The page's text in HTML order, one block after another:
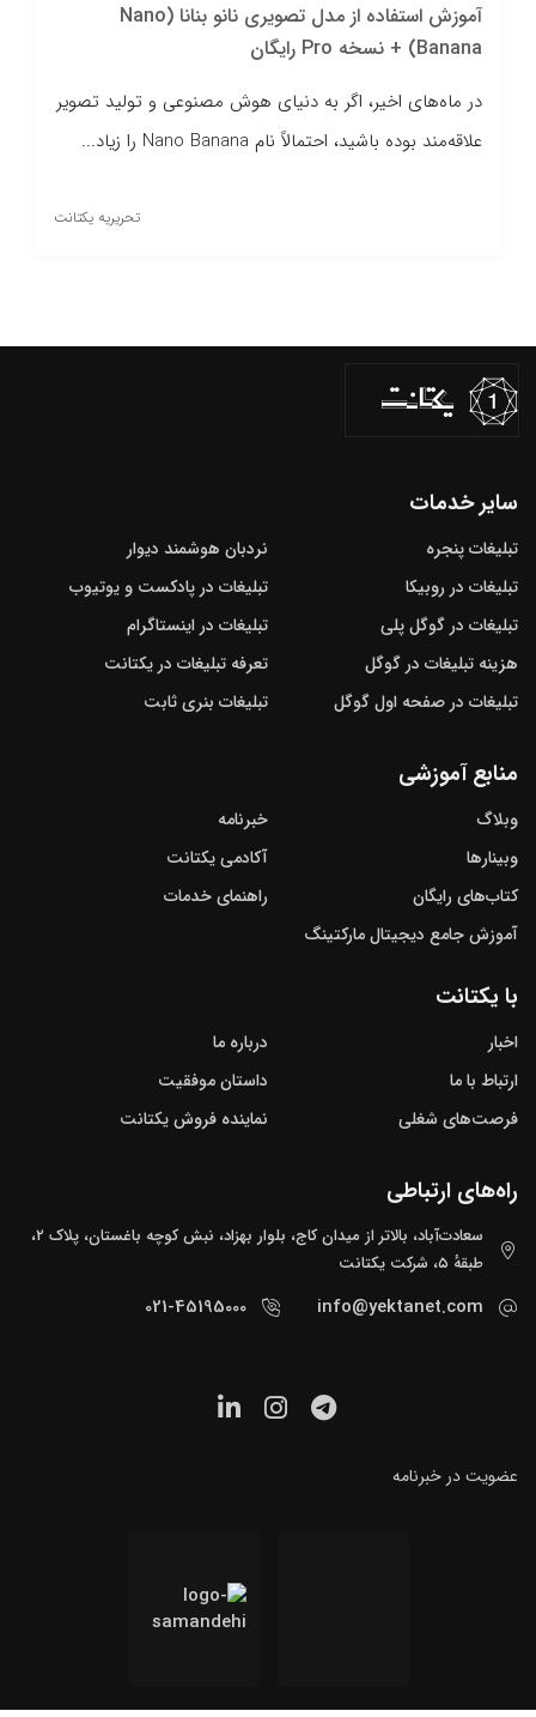
آموزش استفاده از مدل تصویری نانو بنانا (Nano
Banana) + نسخه Pro رایگان
در ماه‌های اخیر، اگر به دنیای هوش مصنوعی و تولید تصویر
علاقه‌مند بوده باشید، احتمالاً نام Nano Banana را زیاد...
تحریریه یکتانت
سایر خدمات
تبلیغات پنجره
نردبان هوشمند دیوار
تبلیغات در روبیکا
تبلیغات در پادکست و یوتیوب
تبلیغات در گوگل‌ پلی
تبلیغات در اینستاگرام
هزینه تبلیغات در گوگل
تعرفه تبلیغات در یکتانت
تبلیغات در صفحه اول گوگل
تبلیغات بنری ثابت
منابع آموزشی
وبلاگ
خبرنامه
وبینارها
آکادمی یکتانت
کتاب‌های رایگان
راهنمای خدمات
آموزش جامع دیجیتال مارکتینگ
با یکتانت
اخبار
درباره ما
ارتباط با ما
داستان موفقیت
فرصت‌های شغلی
نماینده فروش یکتانت
راه‌های ارتباطی
سعادت‌آباد، بالاتر از میدان کاج، بلوار بهزاد، نبش کوچه باغستان، پلاک ۲،
طبقهٔ ۵، شرکت یکتانت
info@yektanet.com
021-45195000
عضویت در خبرنامه